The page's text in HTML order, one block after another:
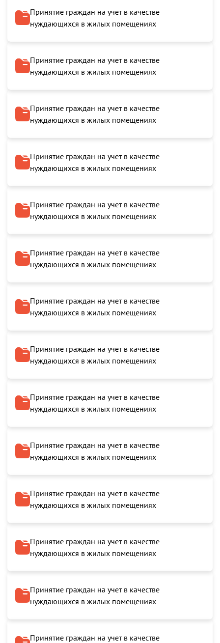
Принятие граждан на учет в качестве
нуждающихся в жилых помещениях
Принятие граждан на учет в качестве
нуждающихся в жилых помещениях
Принятие граждан на учет в качестве
нуждающихся в жилых помещениях
Принятие граждан на учет в качестве
нуждающихся в жилых помещениях
Принятие граждан на учет в качестве
нуждающихся в жилых помещениях
Принятие граждан на учет в качестве
нуждающихся в жилых помещениях
Принятие граждан на учет в качестве
нуждающихся в жилых помещениях
Принятие граждан на учет в качестве
нуждающихся в жилых помещениях
Принятие граждан на учет в качестве
нуждающихся в жилых помещениях
Принятие граждан на учет в качестве
нуждающихся в жилых помещениях
Принятие граждан на учет в качестве
нуждающихся в жилых помещениях
Принятие граждан на учет в качестве
нуждающихся в жилых помещениях
Принятие граждан на учет в качестве
нуждающихся в жилых помещениях
Принятие граждан на учет в качестве